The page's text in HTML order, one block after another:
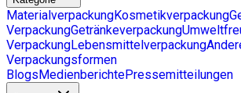
MaterialverpackungKosmetikverpackung
VerpackungGetränkeverpackung
VerpackungLebensmittelverpackung
Verpackungsformen
BlogsMedienberichtePressemitteilungen